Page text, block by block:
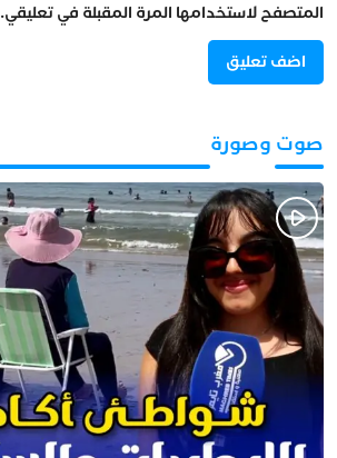
المتصفح لاستخدامها المرة المقبلة في تعليقي.
صوت وصورة